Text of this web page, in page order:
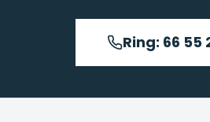
Ring: 66 55